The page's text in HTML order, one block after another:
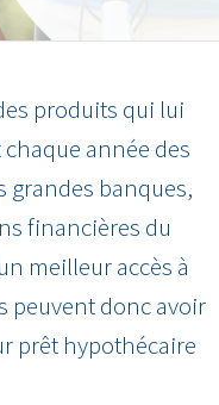
produits qui lui
année des
grandes banques,
financières du
meilleur accès à
peuvent donc avoir
prêt hypothécaire